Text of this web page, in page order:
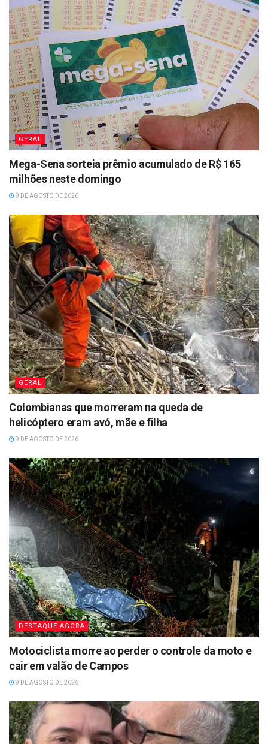
GERAL
Mega-Sena sorteia prêmio acumulado de R$ 165
milhões neste domingo
9 DE AGOSTO DE 2026
GERAL
Colombianas que morreram na queda de
helicóptero eram avó, mãe e filha
9 DE AGOSTO DE 2026
DESTAQUE AGORA
Motociclista morre ao perder o controle da moto e
cair em valão de Campos
9 DE AGOSTO DE 2026